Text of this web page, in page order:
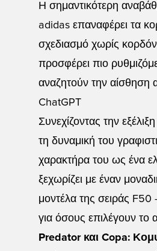
Η σημαντικότερη
adidas επαναφέρει τα
σχεδιασμό χωρίς
προσφέρει πιο
αναζητούν την αίσθηση
ChatGPT
Συνεχίζοντας την
τη δυναμική του
χαρακτήρα του ως ένα
ξεχωρίζει με έναν
μοντέλα της σειράς
για όσους επιλέγουν το
Predator και Copa: